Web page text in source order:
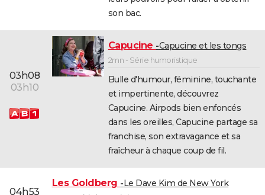
son bac.
03h08
03h10
Capucine Capucine et les tongs
2mn - Série humoristique
Bulle d'humour, féminine, touchante
et impertinente, découvrez
Capucine. Airpods bien enfoncés
dans les oreilles, Capucine partage sa
franchise, son extravagance et sa
fraîcheur à chaque coup de fil.
04h53
Les Goldberg Le Dave Kim de New York